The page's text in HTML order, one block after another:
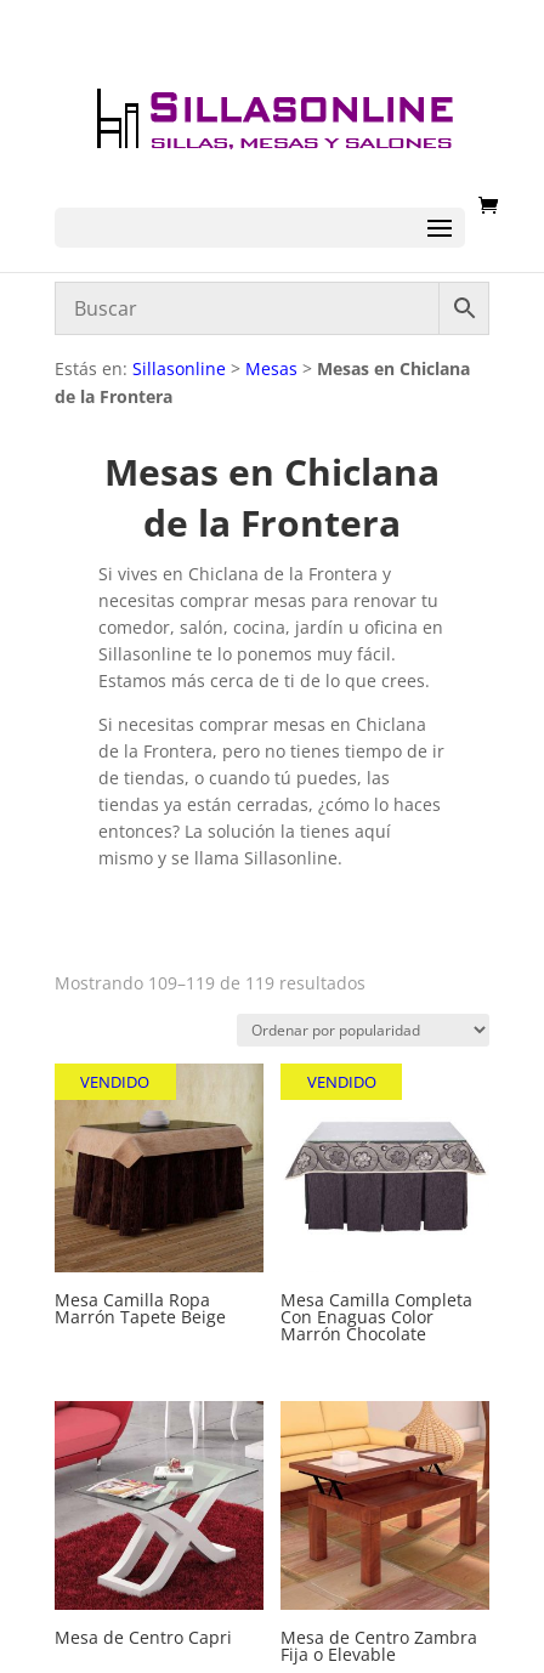
Estás en: Sillasonline> Mesas > Mesas en Chiclana
de la Frontera
Mesas en Chiclana
de la Frontera
Si vives en Chiclana de la Frontera y
necesitas comprar mesas para renovar tu
comedor, salón, cocina, jardín u oficina en
Sillasonline te lo ponemos muy fácil.
Estamos más cerca de ti de lo que crees.
Si necesitas comprar mesas en Chiclana
de la Frontera, pero no tienes tiempo de ir
de tiendas, o cuando tú puedes, las
tiendas ya están cerradas, ¿cómo lo haces
entonces? La solución la tienes aquí
mismo y se llama Sillasonline.
Mostrando 109–119 de 119 resultadosOrdenado
popularidad
VENDIDO
Mesa Camilla Ropa
Marrón Tapete Beige
VENDIDO
Mesa Camilla Completa
Con Enaguas Color
Marrón Chocolate
Mesa de Centro Capri Mesa de Centro Zambra
Fija o Elevable